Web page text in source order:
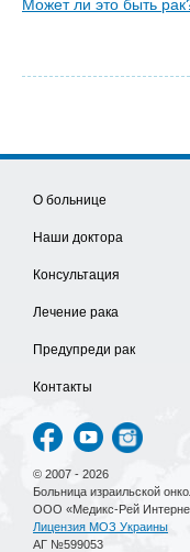
Может ли это быть
О больнице
Наши доктора
Консультация
Лечение рака
Предупреди рак
Контакты
© 2007 - 2026
Больница израильской
ООО «Медикс-Рей
Лицензия МОЗ Украины
АГ №599053